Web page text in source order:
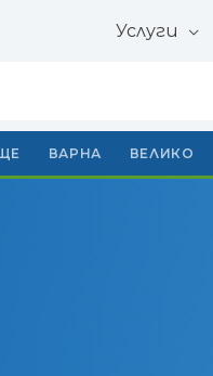
Услуги
ВАРНА ВЕЛИКО